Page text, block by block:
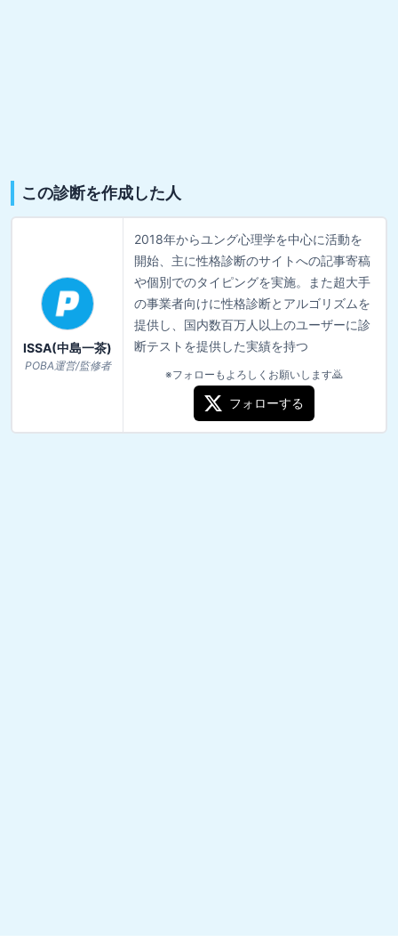
この診断を作成した人
ISSA(中島一茶)
POBA運営/監修者
2018年からユング心理学を中心に活動を
開始、主に性格診断のサイトへの記事寄稿
や個別でのタイピングを実施。また超大手
の事業者向けに性格診断とアルゴリズムを
提供し、国内数百万人以上のユーザーに診
断テストを提供した実績を持つ
※フォローもよろしくお願いします🙇
フォローする